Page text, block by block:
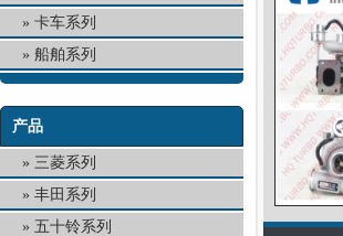
卡车系列
船舶系列
产品
三菱系列
丰田系列
五十铃系列